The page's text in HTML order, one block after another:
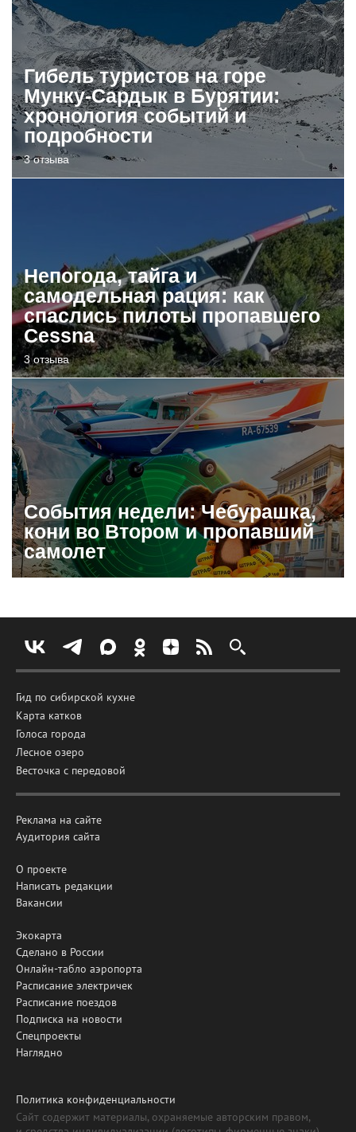
Гибель туристов на горе
Мунку-Сардык в Бурятии:
хронология событий и
подробности
3 отзыва
Непогода, тайга и
самодельная рация: как
спаслись пилоты пропавшего
Cessna
3 отзыва
События недели: Чебурашка,
кони во Втором и пропавший
самолет
Гид по сибирской кухне
Карта катков
Голоса города
Лесное озеро
Весточка с передовой
Реклама на сайте
Аудитория сайта
О проекте
Написать редакции
Вакансии
Экокарта
Сделано в России
Онлайн-табло аэропорта
Расписание электричек
Расписание поездов
Подписка на новости
Спецпроекты
Наглядно
Политика конфиденциальности
Сайт содержит материалы, охраняемые авторским правом,